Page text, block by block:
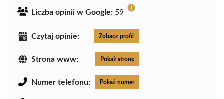
Liczba opinii w Google: 59
Czytaj opinie: Zobacz profil
Strona www: Pokaż stronę
Numer telefonu: Pokaż numer